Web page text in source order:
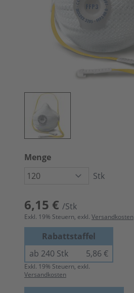
Menge
Stk
6,15 € /Stk
Exkl. 19% Steuern, exkl. Versandkosten
Rabattstaffel
ab 240 Stk
5,86 €
Exkl. 19% Steuern, exkl.
Versandkosten